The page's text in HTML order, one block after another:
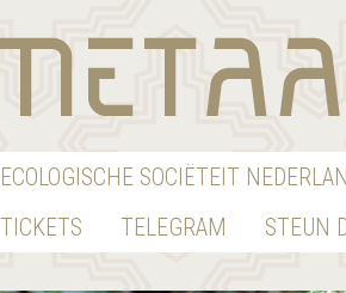
ECOLOGISCHE SOCIËTEIT
TICKETS
TELEGRAM STEUN